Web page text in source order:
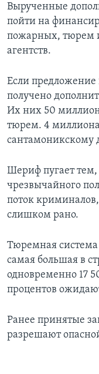
Вырученные
пойти на
пожарных, тюрем
агентств.
Если предложение
получено
Их них 50
тюрем. 4
сантамоникскому
Шериф пугает
чрезвычайного
поток
слишком рано.
Тюремная
самая большая в
одновременно 17
процентов
Ранее принятые
разрешают